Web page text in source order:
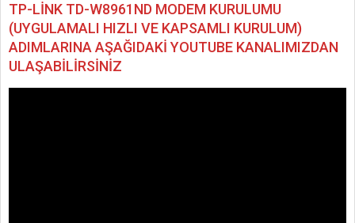
TP-LİNK TD-W8961ND MODEM KURULUMU
(UYGULAMALI HIZLI VE KAPSAMLI KURULUM)
ADIMLARINA AŞAĞIDAKİ YOUTUBE KANALIMIZDAN
ULAŞABİLİRSİNİZ